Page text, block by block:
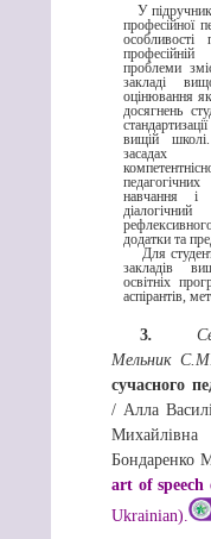
У
професійної
особливості
проблеми
закладі
оцінювання
досягнень
вищій
засадах
навчання і
додатки та
Для
закладів
освітніх
аспірантів,
3.
Мельник
сучасного
/ Алла
Бондаренко
art of speech
Ukrainian) .